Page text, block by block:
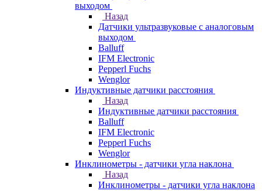
выходом
Назад
Датчики ультразвуковые с аналоговым
выходом
Balluff
IFM Electronic
Pepperl Fuchs
Wenglor
Индуктивные датчики расстояния
Назад
Индуктивные датчики расстояния
Balluff
IFM Electronic
Pepperl Fuchs
Wenglor
Инклинометры - датчики угла наклона
Назад
Инклинометры - датчики угла наклона